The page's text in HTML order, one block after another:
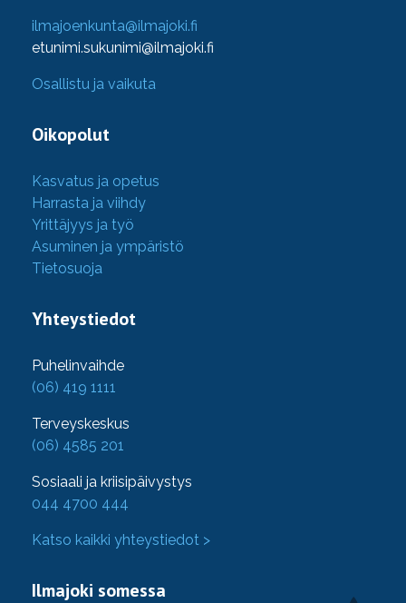
ilmajoenkunta@ilmajoki.fi
etunimi.sukunimi@ilmajoki.fi
Osallistu ja vaikuta
Oikopolut
Kasvatus ja opetus
Harrasta ja viihdy
Yrittäjyys ja työ
Asuminen ja ympäristö
Tietosuoja
Yhteystiedot
Puhelinvaihde
(06) 419 1111
Terveyskeskus
(06) 4585 201
Sosiaali ja kriisipäivystys
044 4700 444
Katso kaikki yhteystiedot >
Ilmajoki somessa